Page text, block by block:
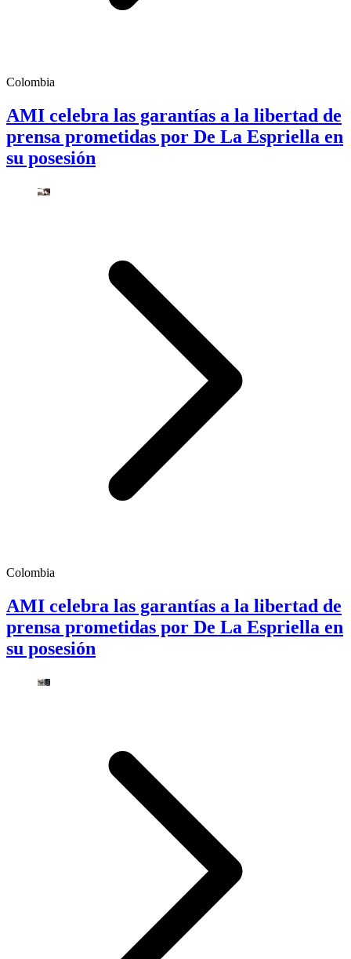
Colombia
AMI celebra las garantías a la libertad de
prensa prometidas por De La Espriella en
su posesión
Colombia
AMI celebra las garantías a la libertad de
prensa prometidas por De La Espriella en
su posesión